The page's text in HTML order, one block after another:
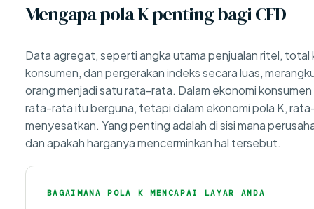
Mengapa pola K penting bagi CFD
Data agregat, seperti angka utama penjualan ritel, total
konsumen, dan pergerakan indeks secara luas,
orang menjadi satu rata-rata. Dalam ekonomi
rata-rata itu berguna, tetapi dalam ekonomi pola K,
menyesatkan. Yang penting adalah di sisi mana
dan apakah harganya mencerminkan hal tersebut.
BAGAIMANA POLA K MENCAPAI LAYAR ANDA